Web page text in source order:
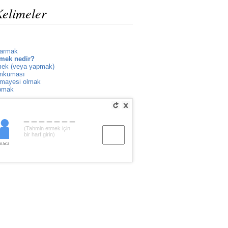
nedir?
(veya yapmak)
olmak
(Tahmin etmek için
bir harf girin)